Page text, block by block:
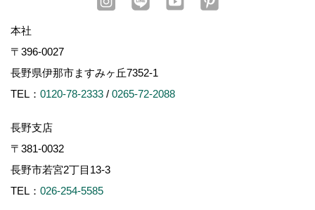
本社
〒396-0027
長野県伊那市ますみヶ丘7352-1
TEL： 0120-78-2333 / 0265-72-2088
長野支店
〒381-0032
長野市若宮2丁目13-3
TEL： 026-254-5585